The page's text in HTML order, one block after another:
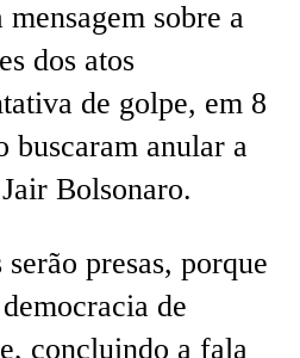
sobre a
dos atos
de golpe, em 8
buscaram anular a
Bolsonaro.
serão presas, porque
de
concluindo a fala